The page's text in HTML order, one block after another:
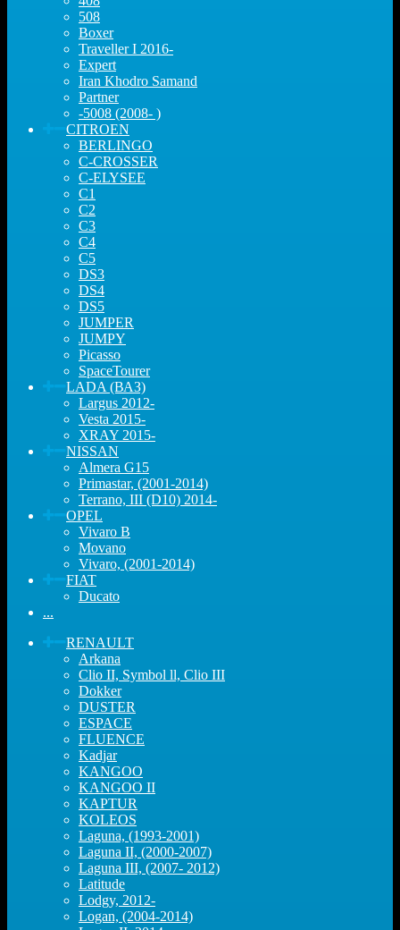
508
Boxer
Traveller I 2016-
Expert
Iran Khodro Samand
Partner
-5008 (2008- )
CITROEN
BERLINGO
C-CROSSER
C-ELYSEE
C1
C2
C3
C4
C5
DS3
DS4
DS5
JUMPER
JUMPY
Picasso
SpaceTourer
LADA (ВАЗ)
Largus 2012-
Vesta 2015-
XRAY 2015-
NISSAN
Almera G15
Primastar, (2001-2014)
Terrano, III (D10) 2014-
OPEL
Vivaro B
Movano
Vivaro, (2001-2014)
FIAT
Ducato
...
RENAULT
Arkana
Clio II, Symbol ll, Clio III
Dokker
DUSTER
ESPACE
FLUENCE
Kadjar
KANGOO
KANGOO II
KAPTUR
KOLEOS
Laguna, (1993-2001)
Laguna II, (2000-2007)
Laguna III, (2007- 2012)
Latitude
Lodgy, 2012-
Logan, (2004-2014)